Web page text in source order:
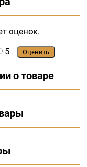
оценок.
5 Оценить
о товаре